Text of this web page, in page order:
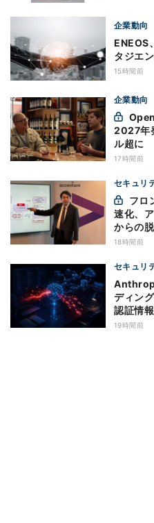
企業動向
タジエ
15時間前
企業動向
2027年
ル超に
17時間前
セキュリ
速化、
からの脱
18時間前
セキュリ
ディン
認証情
19時間前